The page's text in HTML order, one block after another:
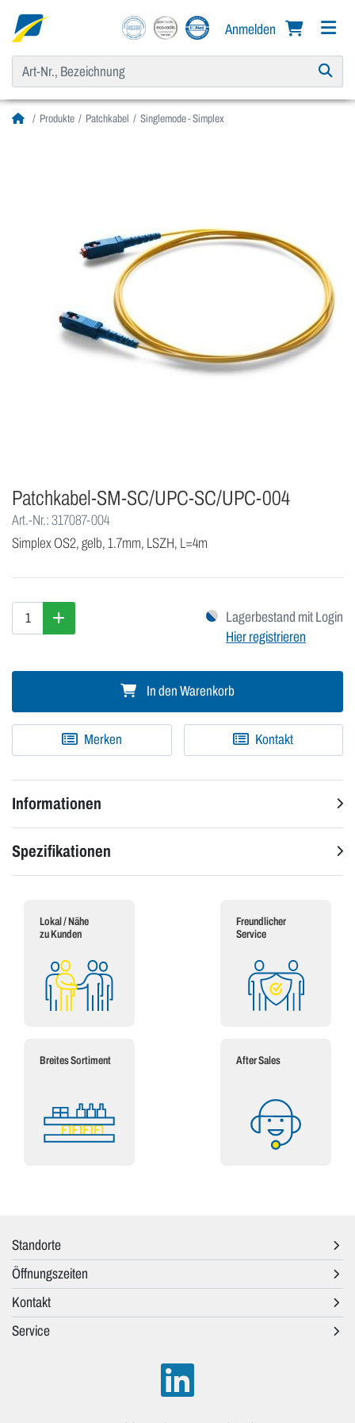
Anmelden
Produkte Patchkabel Singlemode - Simplex
Patchkabel-SM-SC/UPC-SC/UPC-004
Art.-Nr.: 317087-004
Simplex OS2, gelb, 1.7mm, LSZH, L=4m
Lagerbestand mit Login
Hier registrieren
In den Warenkorb
Merken Kontakt
Informationen
Spezifikationen
Lokal / Nähe
zu Kunden
Freundlicher
Service
Breites Sortiment After Sales
Standorte
Öffnungszeiten
Kontakt
Service